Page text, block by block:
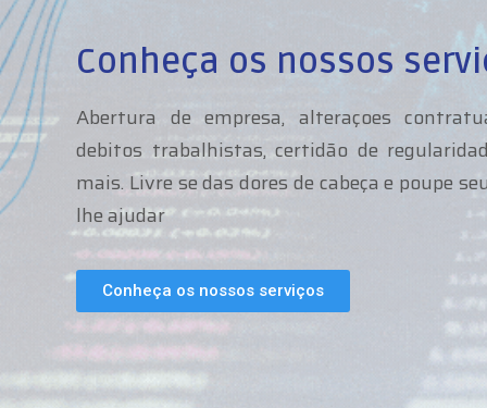
Conheça os nossos
Abertura de empresa, alteraçoes
debitos trabalhistas, certidão de
mais. Livre se das dores de cabeça e poupe
lhe ajudar
Conheça os nossos serviços